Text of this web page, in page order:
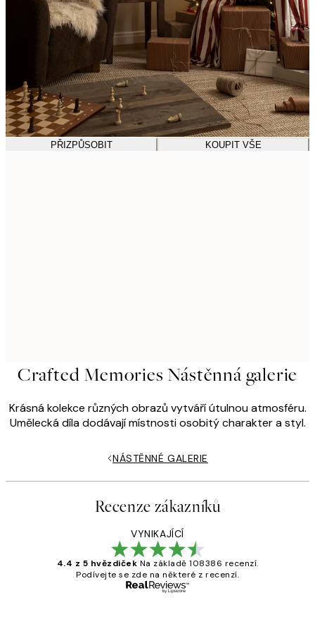
PŘIZPŮSOBIT KOUPIT VŠE
Crafted Memories Nástěnná galerie
Krásná kolekce různých obrazů vytváří útulnou atmosféru.
Umělecká díla dodávají místnosti osobitý charakter a styl.
NÁSTĚNNÉ GALERIE
Recenze zákazníků
VYNIKAJÍCÍ
4.4 z 5 hvězdiček Na základě 108386 recenzí.
Podívejte se zde na některé z recenzí.